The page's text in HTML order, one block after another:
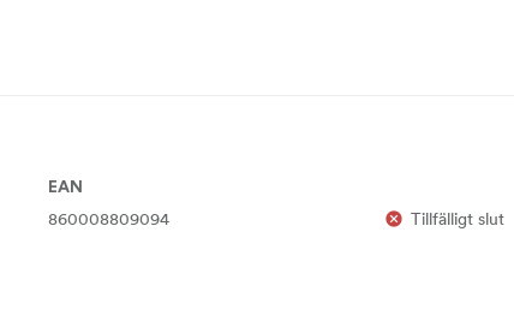
EAN
860008809094 Tillfälligt slut